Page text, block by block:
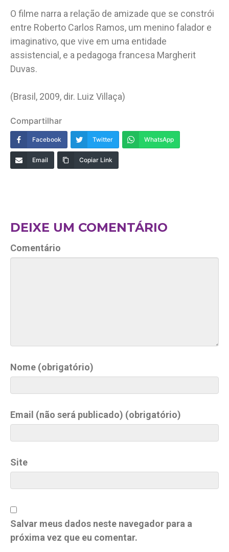
O filme narra a relação de amizade que se constrói
entre Roberto Carlos Ramos, um menino falador e
imaginativo, que vive em uma entidade
assistencial, e a pedagoga francesa Margherit
Duvas.
(Brasil, 2009, dir. Luiz Villaça)
Compartilhar
Facebook Twitter WhatsApp
Email Copiar Link
DEIXE UM COMENTÁRIO
Comentário
Nome (obrigatório)
Email (não será publicado) (obrigatório)
Site
Salvar meus dados neste navegador para a
próxima vez que eu comentar.